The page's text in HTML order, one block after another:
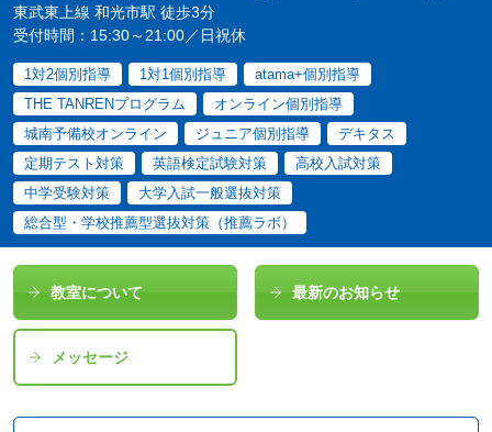
東武東上線 和光市駅 徒歩3分
受付時間：15:30～21:00／日祝休
1対2個別指導 1対1個別指導
atama+個別指導
THE TANRENプログラム
オンライン個別指導
城南予備校オンライン
ジュニア個別指導
デキタス
定期テスト対策
英語検定試験対策
高校入試対策
中学受験対策
大学入試一般選抜対策
総合型・学校推薦型選抜対策（推薦ラボ）
教室について 最新のお知らせ
メッセージ